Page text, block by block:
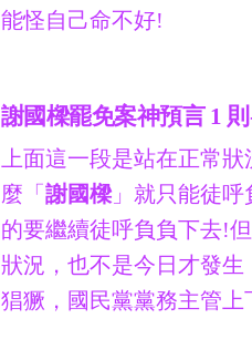
能怪自己命不好!
謝國樑罷免案神預言 1
上面這一段是站在正常
麼「 謝國樑」就只能徒呼
的要繼續徒呼負負下去!
狀況，也不是今日才發
猖獗，國民黨黨務主管